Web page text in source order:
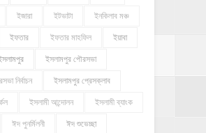
ইজারা ইটভাটা ইনকিলাব মঞ্চ
ইফতার ইফতার মাহফিল ইয়াবা
ইসলামপুর পৌরসভা
নির্বাচন ইসলামপুর প্রেসক্লাব
ইসলামী আন্দোলন ইসলামী ব্যাংক
ঈদ পুনর্মিলনী ঈদ শুভেচ্ছা